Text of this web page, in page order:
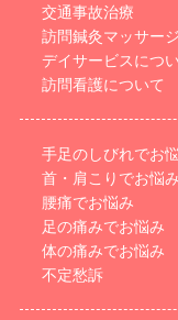
交通事故治療
訪問鍼灸マッサー
デイサービスにつ
訪問看護について
手足のしびれでお
首・肩こりでお悩み
腰痛でお悩み
足の痛みでお悩み
体の痛みでお悩み
不定愁訴